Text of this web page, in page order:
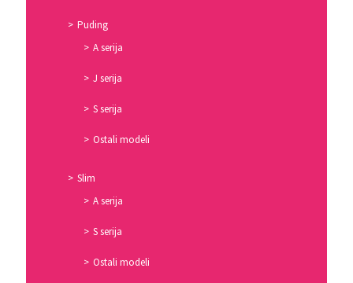
Puding
A serija
J serija
S serija
Ostali modeli
Slim
A serija
S serija
Ostali modeli